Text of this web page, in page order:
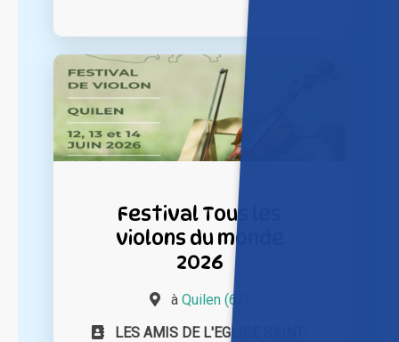
Festival Tous les
violons du monde
2026
à Quilen (62)
LES AMIS DE L'EGLISE SAINT-